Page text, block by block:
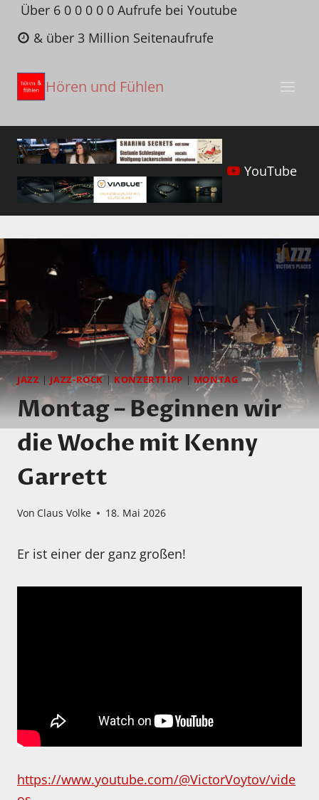
Zum
Inhalt
springen
Über 6 0 0 0 0 0 Aufrufe bei Youtube
& über 3 Million Seitenaufrufe
Hören und Fühlen
YouTube
JAZZ | JAZZ-ROCK|KONZERTTIPP |MONTAG
Montag – Beginnen wir
die Woche mit Kenny
Garrett
Von Claus Volke 18. Mai 2026
Er ist einer der ganz großen!
https://www.youtube.com/@VictorVoytov/vide